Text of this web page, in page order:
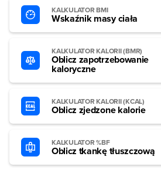
KALKULATOR BMI
Wskaźnik masy ciała
KALKULATOR KALORII (BMR)
Oblicz zapotrzebowanie
kaloryczne
KALKULATOR KALORII (KCAL)
Oblicz zjedzone kalorie
KALKULATOR %BF
Oblicz tkankę tłuszczową